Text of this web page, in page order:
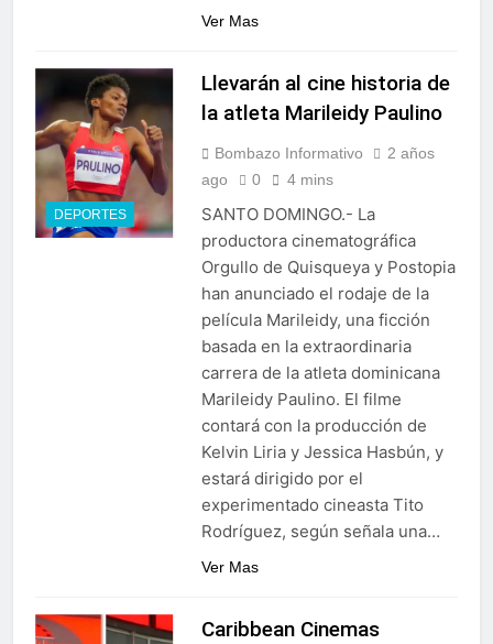
Ver Mas
DEPORTES
Llevarán al cine historia de
la atleta Marileidy Paulino
Bombazo Informativo
2 años
ago
0 4 mins
SANTO DOMINGO.- La
productora cinematográfica
Orgullo de Quisqueya y Postopia
han anunciado el rodaje de la
película Marileidy, una ficción
basada en la extraordinaria
carrera de la atleta dominicana
Marileidy Paulino. El filme
contará con la producción de
Kelvin Liria y Jessica Hasbún, y
estará dirigido por el
experimentado cineasta Tito
Rodríguez, según señala una…
Ver Mas
Caribbean Cinemas